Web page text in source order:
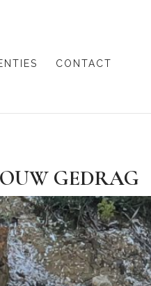
CONTACT
GEDRAG